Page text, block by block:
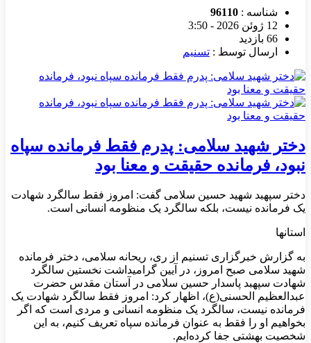
شناسه : 96110
12 ژوئن 2026 - 3:50
66 بازدید
ارسال توسط : تسنیم
دختر شهید سلامی: پدرم فقط فرمانده سپاه
نبود، فرمانده حقیقت و معنا بود
دختر سپهبد شهید حسین سلامی گفت: امروز فقط سالگرد شهادت
یک فرمانده نیست، بلکه سالگرد یک منظومه انسانی است.
استانها
به گزارش خبرگزاری تسنیم از ری، ریحانه سلامی، دختر فرمانده
شهید سلامی صبح امروز، در آیین گرامیداشت نخستین سالگرد
شهادت سپهبد پاسدار حسین سلامی در آستان مقدس حضرت
عبدالعظیم الحسنی(ع)، اظهار کرد: امروز فقط سالگرد شهادت یک
فرمانده نیست، سالگرد یک منظومه انسانی و مردی است که اگر
بخواهیم او را فقط به عنوان فرمانده سپاه تعریف کنیم، به این
شخصیت بهشتی جفا کرده‌ایم.